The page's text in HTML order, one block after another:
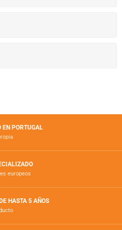
EN PORTUGAL
europeos
HASTA 5 AÑOS